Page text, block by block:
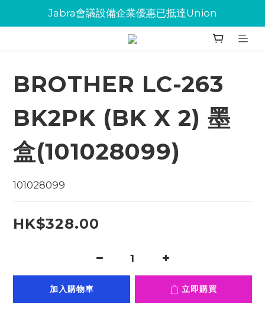
Jabra會議設備企業優惠已抵達Union
Jabra會議設備企業優惠已抵達Union
環保碳粉歡迎大量下單
BROTHER LC-263
BK2PK (BK X 2) 墨
盒(101028099)
101028099
HK$328.00
加入購物車 立即購買